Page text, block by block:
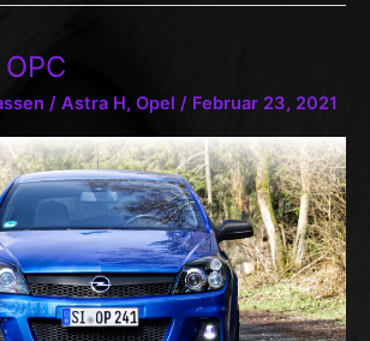
/ Astra H, Opel / Februar 23, 2021